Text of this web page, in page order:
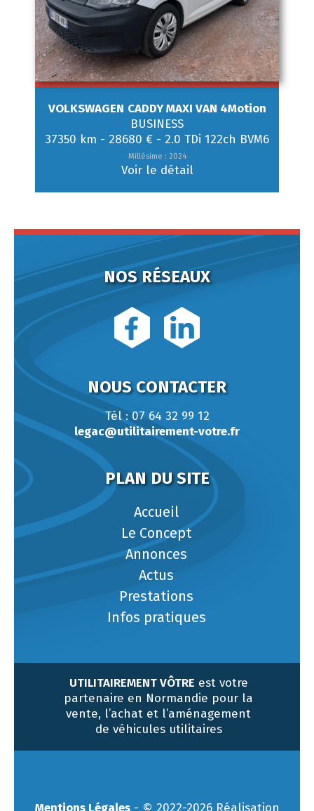
VOLKSWAGEN CADDY MAXI VAN 4Motion
BUSINESS
37350 km - 28680 € - 2.0 TDi 122ch BVM6
Millésime : 2024
Voir le détail
NOS RÉSEAUX
NOUS CONTACTER
Tél : 07 64 32 99 12
legac@utilitairement-votre.fr
PLAN DU SITE
Accueil
Le Concept
Annonces
Actus
Prestations
Infos pratiques
UTILITAIREMENT VÔTRE est votre
partenaire en Normandie pour la
vente, l’achat et l’aménagement
de véhicules utilitaires